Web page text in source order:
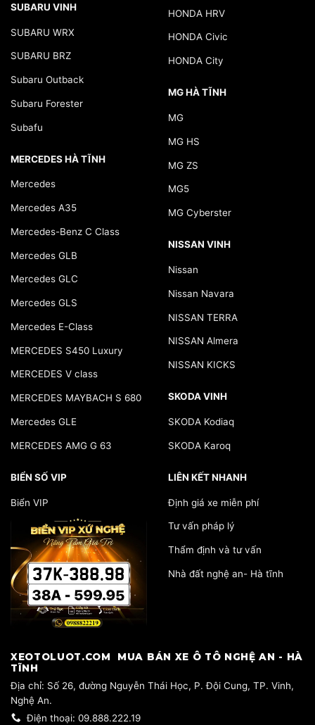
SUBARU VINH
SUBARU WRX
SUBARU BRZ
Subaru Outback
Subaru Forester
Subafu
MERCEDES HÀ TĨNH
Mercedes
Mercedes A35
Mercedes-Benz C Class
Mercedes GLB
Mercedes GLC
Mercedes GLS
Mercedes E-Class
MERCEDES S450 Luxury
MERCEDES V class
MERCEDES MAYBACH S 680
Mercedes GLE
MERCEDES AMG G 63
BIỂN SỐ VIP
Biển VIP
HONDA HRV
HONDA Civic
HONDA City
MG HÀ TĨNH
MG
MG HS
MG ZS
MG5
MG Cyberster
NISSAN VINH
Nissan
Nissan Navara
NISSAN TERRA
NISSAN Almera
NISSAN KICKS
SKODA VINH
SKODA Kodiaq
SKODA Karoq
LIÊN KẾT NHANH
Định giá xe miễn phí
Tư vấn pháp lý
Thẩm định và tư vấn
Nhà đất nghệ an- Hà tĩnh
​XEOTOLUOT.COM MUA BÁN XE Ô TÔ NGHỆ AN - HÀ
TĨNH
​Địa chỉ: Số 26, đường Nguyễn Thái Học, P. Đội Cung, TP. Vinh,
Nghệ An.
Điện thoại: 09.888.222.19